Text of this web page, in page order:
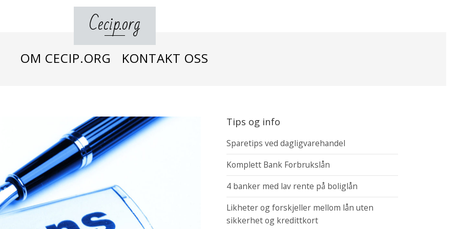
Cecip.org
OM CECIP.ORG KONTAKT OSS
Tips og info
Sparetips ved dagligvarehandel
Komplett Bank Forbrukslån
4 banker med lav rente på boliglån
Likheter og forskjeller mellom lån uten
sikkerhet og kredittkort